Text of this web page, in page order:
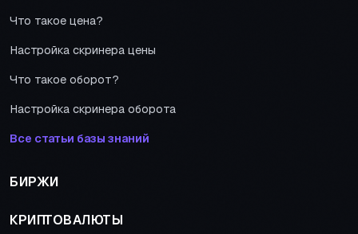
Что такое цена?
Настройка скринера цены
Что такое оборот?
Настройка скринера оборота
Все статьи базы знаний
БИРЖИ
КРИПТОВАЛЮТЫ